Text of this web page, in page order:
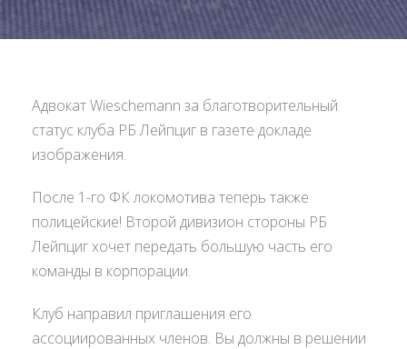
Адвокат Wieschemann за благотворительный
статус клуба РБ Лейпциг в газете докладе
изображения.
После 1-го ФК локомотива теперь также
полицейские! Второй дивизион стороны РБ
Лейпциг хочет передать большую часть его
команды в корпорации.
Клуб направил приглашения его
ассоциированных членов. Вы должны в решении